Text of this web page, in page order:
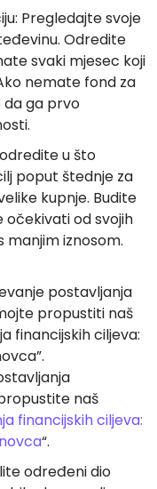
Pregledajte svoje
Odredite
svaki mjesec koji
nemate fond za
da ga prvo
u što
poput štednje za
kupnje. Budite
očekivati od svojih
manjim iznosom.
postavljanja
propustiti naš
financijskih ciljeva:
naš
financijskih ciljeva:
“.
određeni dio